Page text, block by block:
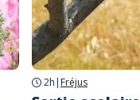
2h | Fréjus